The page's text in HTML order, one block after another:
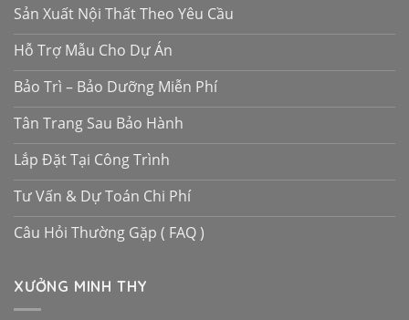
Sản Xuất Nội Thất Theo Yêu Cầu
Hỗ Trợ Mẫu Cho Dự Án
Bảo Trì – Bảo Dưỡng Miễn Phí
Tân Trang Sau Bảo Hành
Lắp Đặt Tại Công Trình
Tư Vấn & Dự Toán Chi Phí
Câu Hỏi Thường Gặp ( FAQ )
XƯỞNG MINH THY